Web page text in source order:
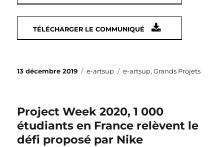
TÉLÉCHARGER LE COMMUNIQUÉ
Publié
13 décembre 2019 Catégories
e-artsup Étiquettes
e-artsup,Grands Projets
Project Week 2020, 1 000
étudiants en France relèvent le
défi proposé par Nike